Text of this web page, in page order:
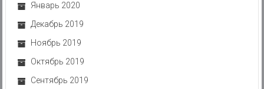
Январь 2020
Декабрь 2019
Ноябрь 2019
Октябрь 2019
Сентябрь 2019